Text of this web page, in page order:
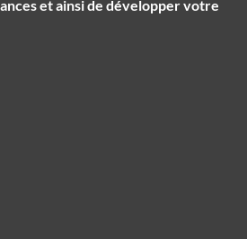
et ainsi de développer votre